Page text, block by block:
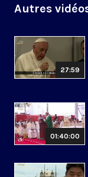
Autres
27:59
01:40:00